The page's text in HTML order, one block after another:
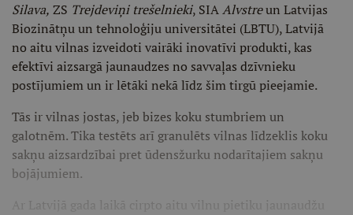
Silava, ZS Trejdeviņi trešelnieki, SIAAlvstreun Latvijas
Biozinātņu un tehnoloģiju universitātei (LBTU), Latvijā
no aitu vilnas izveidoti vairāki inovatīvi produkti, kas
efektīvi aizsargā jaunaudzes no savvaļas dzīvnieku
postījumiem un ir lētāki nekā līdz šim tirgū pieejamie.
Tās ir vilnas jostas, jeb bizes koku stumbriem un
galotnēm. Tika testēts arī granulēts vilnas līdzeklis koku
sakņu aizsardzībai pret ūdensžurku nodarītajiem sakņu
bojājumiem.
Ar Latvijā gada laikā cirpto aitu vilnu pietiku jaunaudžu